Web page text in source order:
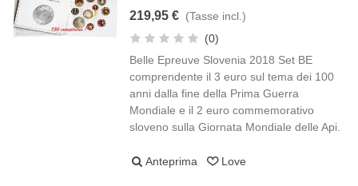
219,95 € (Tasse incl.)
(0)
Belle Epreuve Slovenia 2018 Set BE
comprendente il 3 euro sul tema dei 100
anni dalla fine della Prima Guerra
Mondiale e il 2 euro commemorativo
sloveno sulla Giornata Mondiale delle Api.
Anteprima Love